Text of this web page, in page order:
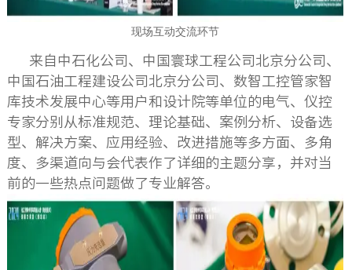
现场互动交流环节
来自中石化公司、中国寰球工程公司北京分公司、
中国石油工程建设公司北京分公司、数智工控管家智
库技术发展中心等用户和设计院等单位的电气、仪控
专家分别从标准规范、理论基础、案例分析、设备选
型、解决方案、应用经验、改进措施等多方面、多角
度、多渠道向与会代表作了详细的主题分享，并对当
前的一些热点问题做了专业解答。